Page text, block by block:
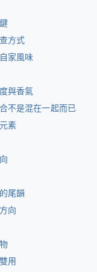
方式
家風味
與香氣
不是混在一起而已
素
尾韻
向
用